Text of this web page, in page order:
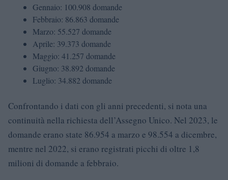
Gennaio: 100.908 domande
Febbraio: 86.863 domande
Marzo: 55.527 domande
Aprile: 39.373 domande
Maggio: 41.257 domande
Giugno: 38.892 domande
Luglio: 34.882 domande
Confrontando i dati con gli anni precedenti, si nota una
continuità nella richiesta dell’Assegno Unico. Nel 2023, le
domande erano state 86.954 a marzo e 98.554 a dicembre,
mentre nel 2022, si erano registrati picchi di oltre 1,8
milioni di domande a febbraio.